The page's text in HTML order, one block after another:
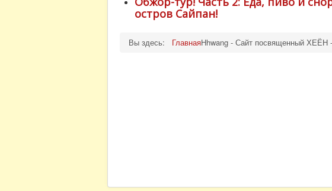
остров Сайпан!
Вы здесь: ГлавнаяHhwang - Сайт посвященный ХЕЁН